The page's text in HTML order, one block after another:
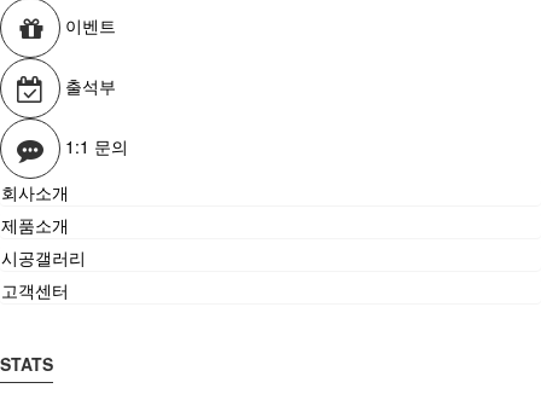
이벤트
출석부
1:1 문의
회사소개
제품소개
시공갤러리
고객센터
STATS